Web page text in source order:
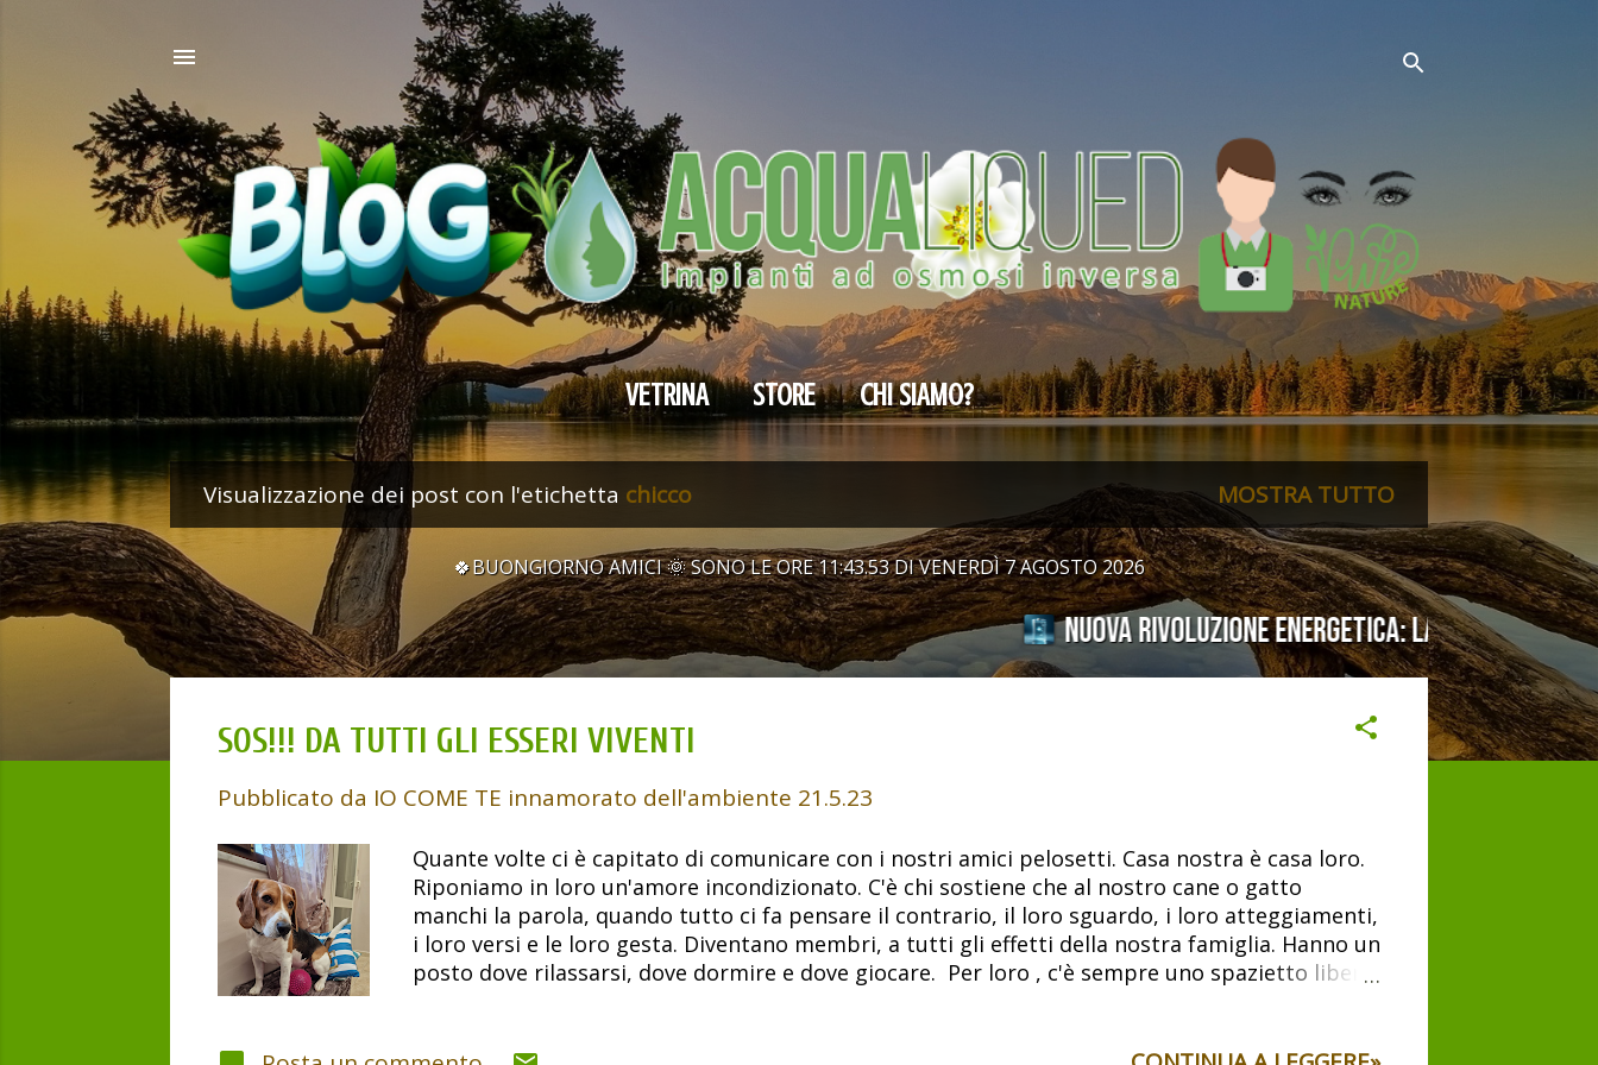
VETRINA STORE CHI SIAMO?
o
s
t
Visualizzazione dei post con l'etichetta chicco MOSTRA TUTTO
🍀BUONGIORNO AMICI 🌞 SONO LE ORE 11:43.54 DI VENERDÌ 7 AGOSTO 2026
SOS!!! DA TUTTI GLI ESSERI VIVENTI
Pubblicato da IO COME TE innamorato dell'ambiente 21.5.23
Quante volte ci è capitato di comunicare con i nostri amici pelosetti. Casa nostra è casa loro.
Riponiamo in loro un'amore incondizionato. C'è chi sostiene che al nostro cane o gatto
manchi la parola, quando tutto ci fa pensare il contrario, il loro sguardo, i loro atteggiamenti,
i loro versi e le loro gesta. Diventano membri, a tutti gli effetti della nostra famiglia. Hanno un
posto dove rilassarsi, dove dormire e dove giocare. Per loro , c'è sempre uno spazietto libero
perché una casa ce l'ha. Ma gli altri esseri viventi che abitano nelle loro case, come possono